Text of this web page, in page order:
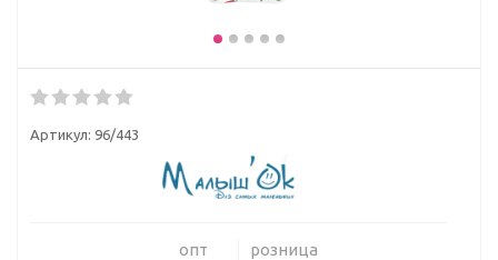
Артикул: 96/443
опт розница